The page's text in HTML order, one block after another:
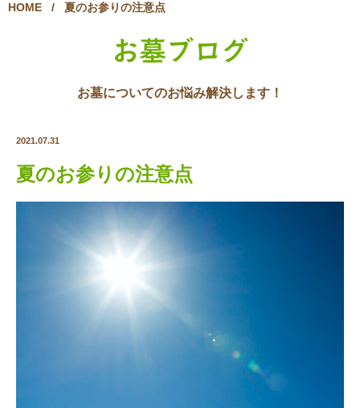
HOME / 夏のお参りの注意点
お墓ブログ
お墓についてのお悩み解決します！
2021.07.31
夏のお参りの注意点